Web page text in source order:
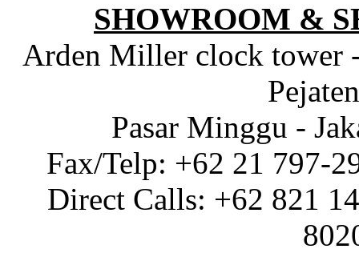
SHOWROOM &
Arden Miller clock tower
Pasar Minggu -
Fax/Telp: +62 21 797-
Direct Calls: +62 821